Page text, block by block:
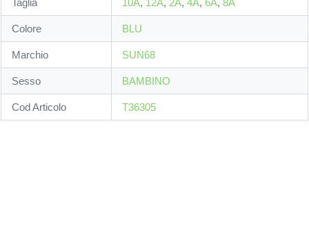
Colore BLU
Marchio SUN68
Sesso BAMBINO
Cod Articolo T36305